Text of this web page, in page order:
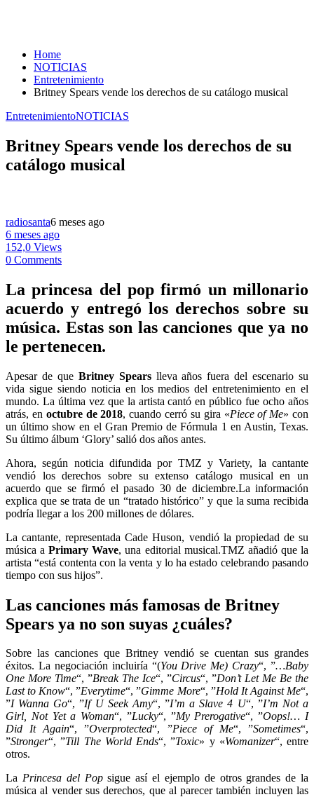
Home
NOTICIAS
Entretenimiento
Britney Spears vende los derechos de su catálogo musical
EntretenimientoNOTICIAS
Britney Spears vende los derechos de su
catálogo musical
radiosanta6 meses ago
6 meses ago
152,0 Views
0 Comments
La princesa del pop firmó un millonario
acuerdo y entregó los derechos sobre su
música. Estas son las canciones que ya no
le pertenecen.
Apesar de que Britney Spearslleva años fuera del escenario su
vida sigue siendo noticia en los medios del entretenimiento en el
mundo. La última vez que la artista cantó en público fue ocho años
atrás, en octubre de 2018, cuando cerró su gira «Piece of Me» con
un último show en el Gran Premio de Fórmula 1 en Austin, Texas.
Su último álbum ‘Glory’ salió dos años antes.
Ahora, según noticia difundida por TMZ y Variety, la cantante
vendió los derechos sobre su extenso catálogo musical en un
acuerdo que se firmó el pasado 30 de diciembre.La información
explica que se trata de un “tratado histórico” y que la suma recibida
podría llegar a los 200 millones de dólares.
La cantante, representada Cade Huson, vendió la propiedad de su
música aPrimary Wave, una editorial musical.TMZ añadió que la
artista “está contenta con la venta y lo ha estado celebrando pasando
tiempo con sus hijos”.
Las canciones más famosas de Britney
Spears ya no son suyas ¿cuáles?
Sobre las canciones que Britney vendió se cuentan sus grandes
éxitos. La negociación incluiría “(You Drive Me) Crazy“, ”…Baby
One More Time“, ”Break The Ice“, ”Circus“, ”Don’t Let Me Be the
Last to Know“, ”Everytime“, ”Gimme More“, ”Hold It Against Me“,
”I Wanna Go“, ”If U Seek Amy“, ”I’m a Slave 4 U“, ”I’m Not a
Girl, Not Yet a Woman“, ”Lucky“, ”My Prerogative“, ”Oops!… I
Did It Again“, ”Overprotected“, ”Piece of Me“, ”Sometimes“,
”Stronger“, ”Till The World Ends“, ”Toxic» y «Womanizer“, entre
otros.
La Princesa del Popsigue así el ejemplo de otros grandes de la
música al vender sus derechos, que al parecer también incluyen las